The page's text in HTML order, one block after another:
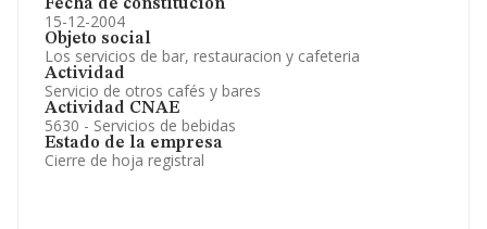
Fecha de constitución
15-12-2004
Objeto social
Los servicios de bar, restauracion y cafeteria
Actividad
Servicio de otros cafés y bares
Actividad CNAE
5630 - Servicios de bebidas
Estado de la empresa
Cierre de hoja registral